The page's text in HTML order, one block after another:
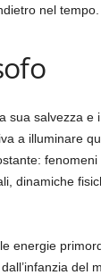
nel tempo.
sua salvezza e
a illuminare
fenomeni
dinamiche
energie
del